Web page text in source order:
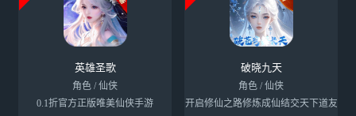
英雄圣歌
角色 / 仙侠
0.1折官方正版唯美仙侠手游
破晓九天
角色 / 仙侠
开启修仙之路修炼成仙结交天下道友